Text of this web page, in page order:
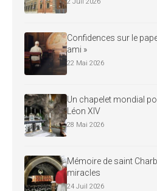
Confidences sur le
ami »
22 Mai 2026
Un chapelet mondial
Léon XIV
28 Mai 2026
Mémoire de saint
miracles
24 Juil 2026